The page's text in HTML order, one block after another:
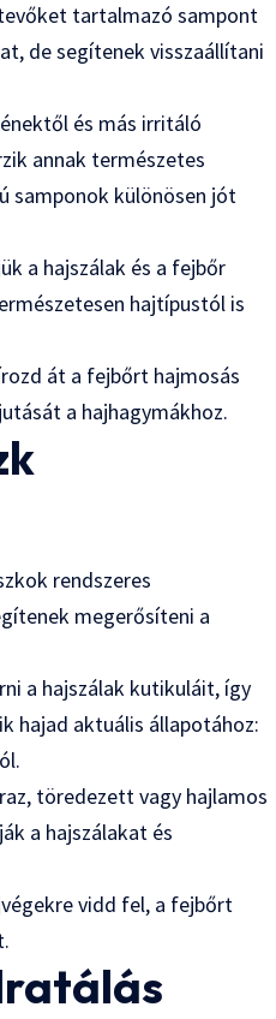
tartalmazó sampont
de segítenek visszaállítani
és más irritáló
annak természetes
samponok különösen jót
a hajszálak és a fejbőr
hajtípustól is
át a fejbőrt hajmosás
a hajhagymákhoz.
rendszeres
megerősíteni a
a hajszálak kutikuláit, így
hajad aktuális állapotához:
töredezett vagy hajlamos
a hajszálakat és
vidd fel, a fejbőrt